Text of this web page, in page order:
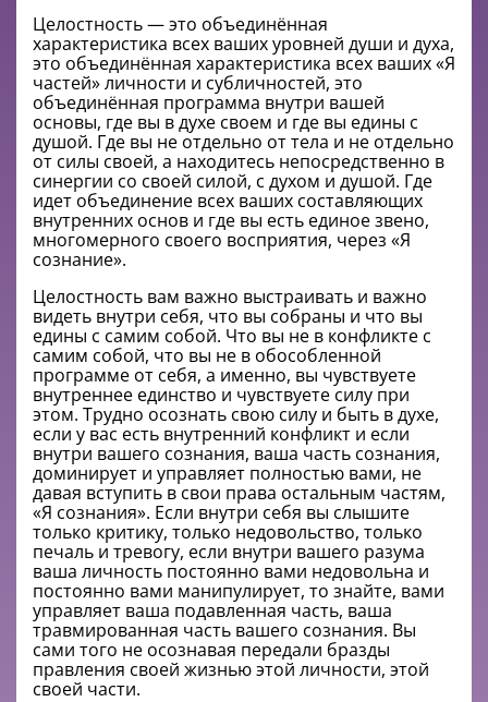
Целостность — это объединённая
характеристика всех ваших уровней души и духа,
это объединённая характеристика всех ваших «Я
частей» личности и субличностей, это
объединённая программа внутри вашей
основы, где вы в духе своем и где вы едины с
душой. Где вы не отдельно от тела и не отдельно
от силы своей, а находитесь непосредственно в
синергии со своей силой, с духом и душой. Где
идет объединение всех ваших составляющих
внутренних основ и где вы есть единое звено,
многомерного своего восприятия, через «Я
сознание».
Целостность вам важно выстраивать и важно
видеть внутри себя, что вы собраны и что вы
едины с самим собой. Что вы не в конфликте с
самим собой, что вы не в обособленной
программе от себя, а именно, вы чувствуете
внутреннее единство и чувствуете силу при
этом. Трудно осознать свою силу и быть в духе,
если у вас есть внутренний конфликт и если
внутри вашего сознания, ваша часть сознания,
доминирует и управляет полностью вами, не
давая вступить в свои права остальным частям,
«Я сознания». Если внутри себя вы слышите
только критику, только недовольство, только
печаль и тревогу, если внутри вашего разума
ваша личность постоянно вами недовольна и
постоянно вами манипулирует, то знайте, вами
управляет ваша подавленная часть, ваша
травмированная часть вашего сознания. Вы
сами того не осознавая передали бразды
правления своей жизнью этой личности, этой
своей части.